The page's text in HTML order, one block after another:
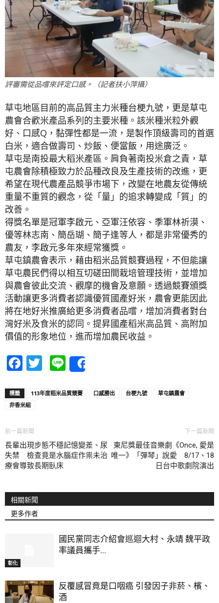
評審需從品嚐來評定口感。（記者扶小萍攝）
草屯地區目前的高品質主力米種台梗九號，更是草屯
農會合歡米產品系列的主要米種。該米種米粒外觀
好、口感Q，黏彈性都是一流，是製作頂級壽司的首選
白米，適合做壽司、炒飯、便當飯，用途廣泛。
草屯是南投最大稻米產區。肩負著南投米倉之責，草
屯農會除積極致力於品種改良及生產技術的改進，更
希望在現代農產品競爭市場下，改變在地農友從傳統
重量不重質的觀念，從「量」的追求轉變成「質」的
改善。
得獎名單是冠軍李啟元、亞軍汪依容、季軍林祈漠、
優等林志南、簡岳瑚、簡子逢等人，都是非常優秀的
農友，李啟元多年來經常獲獎。
草屯鎮農會表示，藉由稻米品質競賽過程，不但能讓
草屯農民們得以相互切磋田間栽培管理技術，並增加
與農會彼此交流、觀摩的機會及意願。透過競賽頒獎
活動讓更多消費者認識優質國產好米，農會更能因此
將在地好米推廣給更多消費者品嚐，增加消費者對台
灣好米及食米的認同。提昇國產稻米高品質、高附加
價值的形象地位，進而增加農民收益。
Facebook
Twitter
Line
標籤 113年度稻米品質競賽 口感勝出 台梗九號
草屯鎮農會
非香米組
前一篇新聞
長輩出現步態不穩記憶變差、尿
失禁 檢查竟是水腦症作祟未治
療會導致長期臥床
下一篇新聞
東尼獎最佳音樂劇《Once, 愛是
唯一》「彈琴」說愛 8/17、18
日台中歌劇院演出
相關新聞
更多作者
彰化
國民黨同志介紹會巡迴大村、永靖 魏平政
率議員攜手...
反覆感冒竟是口咽癌 引發因子非菸、檳、
酒